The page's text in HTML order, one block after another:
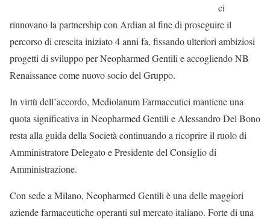
ci
rinnovano la partnership con Ardian al fine di proseguire il
percorso di crescita iniziato 4 anni fa, fissando ulteriori ambiziosi
progetti di sviluppo per Neopharmed Gentili e accogliendo NB
Renaissance come nuovo socio del Gruppo.
In virtù dell’accordo, Mediolanum Farmaceutici mantiene una
quota significativa in Neopharmed Gentili e Alessandro Del Bono
resta alla guida della Società continuando a ricoprire il ruolo di
Amministratore Delegato e Presidente del Consiglio di
Amministrazione.
Con sede a Milano, Neopharmed Gentili è una delle maggiori
aziende farmaceutiche operanti sul mercato italiano. Forte di una